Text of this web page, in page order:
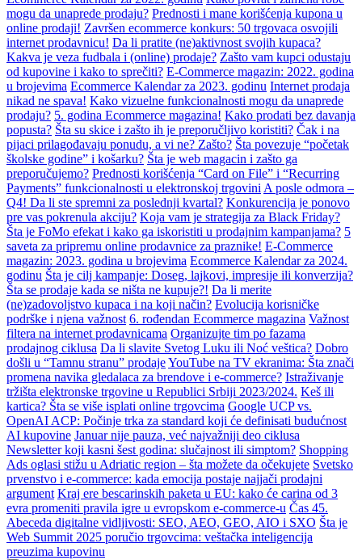
mogu da unaprede prodaju? Prednosti i mane korišćenja kupona u
online prodaji! Završen ecommerce konkurs: 50 trgovaca osvojili
internet prodavnicu! Da li pratite (ne)aktivnost svojih kupaca?
Kakva je veza fudbala i (online) prodaje? Zašto vam kupci odustaju
od kupovine i kako to sprečiti? E-Commerce magazin: 2022. godina
u brojevima Ecommerce Kalendar za 2023. godinu Internet prodaja
nikad ne spava! Kako vizuelne funkcionalnosti mogu da unaprede
prodaju? 5. godina Ecommerce magazina! Kako prodati bez davanja
popusta? Šta su skice i zašto ih je preporučljivo koristiti? Čak i na
pijaci prilagođavaju ponudu, a vi ne? Zašto? Šta povezuje “početak
školske godine” i košarku? Šta je web magacin i zašto ga
preporučujemo? Prednosti korišćenja “Card on File” i “Recurring
Payments” funkcionalnosti u elektronskoj trgovini A posle odmora –
Q4! Da li ste spremni za poslednji kvartal? Konkurencija je ponovo
pre vas pokrenula akciju? Koja vam je strategija za Black Friday?
Šta je FoMo efekat i kako ga iskoristiti u prodajnim kampanjama? 5
saveta za pripremu online prodavnice za praznike! E-Commerce
magazin: 2023. godina u brojevima Ecommerce Kalendar za 2024.
godinu Šta je cilj kampanje: Doseg, lajkovi, impresije ili konverzija?
Šta se prodaje kada se ništa ne kupuje?! Da li merite
(ne)zadovoljstvo kupaca i na koji način? Evolucija korisničke
podrške i njena važnost 6. rođendan Ecommerce magazina Važnost
filtera na internet prodavnicama Organizujte tim po fazama
prodajnog ciklusa Da li slavite Svetog Luku ili Noć veštica? Dobro
došli u “Tamnu stranu” prodajeYouTube na TV ekranima: Šta znači
promena navika gledalaca za brendove i e-commerce? Istraživanje
tržišta elektronske trgovine u Republici Srbiji 2023/2024. Keš ili
kartica? Šta se više isplati online trgovcima Google UCP vs.
OpenAI ACP: Počinje trka za standard koji će definisati budućnost
AI kupovine Januar nije pauza, već najvažniji deo ciklusa
Newsletter koji kasni šest godina: slučajnost ili simptom? Shopping
Ads oglasi stižu u Adriatic region – šta možete da očekujete Svetsko
prvenstvo i e-commerce: kada emocija postaje najjači prodajni
argument Kraj ere bescarinskih paketa u EU: kako će carina od 3
evra promeniti pravila igre u evropskom e-commerce-u Čas 45.
Abeceda digitalne vidljivosti: SEO, AEO, GEO, AIO i SXO Šta je
Web Summit 2025 poručio trgovcima: veštačka inteligencija
preuzima kupovinu